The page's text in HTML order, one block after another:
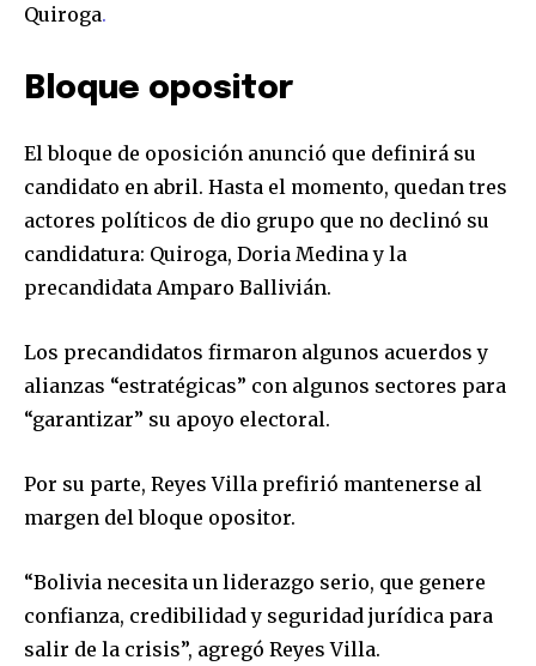
Join our community of
SUBSCRIBERS and be part of the
conversation.
To subscribe, simply enter your email address on our website
or click the subscribe button below. Don't worry, we respect
SUBSCRIBE
Quiroga.
Bloque opositor
El bloque de oposición anunció que definirá su
candidato en abril. Hasta el momento, quedan tres
actores políticos de dio grupo que no declinó su
candidatura: Quiroga, Doria Medina y la
precandidata Amparo Ballivián.
Los precandidatos firmaron algunos acuerdos y
alianzas “estratégicas” con algunos sectores para
“garantizar” su apoyo electoral.
Por su parte, Reyes Villa prefirió mantenerse al
margen del bloque opositor.
“Bolivia necesita un liderazgo serio, que genere
confianza, credibilidad y seguridad jurídica para
salir de la crisis”, agregó Reyes Villa.